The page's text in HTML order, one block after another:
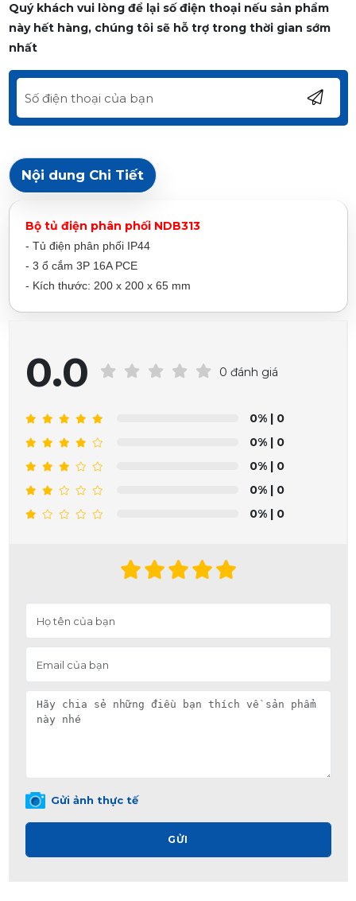
Quý khách vui lòng để lại số điện thoại nếu sản phẩm
này hết hàng, chúng tôi sẽ hỗ trợ trong thời gian sớm
nhất
Nội dung Chi Tiết
Bộ tủ điện phân phối NDB313
- Tủ điện phân phối IP44
- 3 ổ cắm 3P 16A PCE
- Kích thước: 200 x 200 x 65 mm
0.0 0 đánh giá
0% | 0
0% | 0
0% | 0
0% | 0
0% | 0
Gửi ảnh thực tế
GỬI